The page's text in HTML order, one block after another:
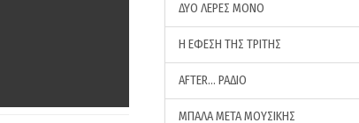
ΔΥΟ ΛΕΡΕΣ ΜΟΝΟ
Η ΕΦΕΣΗ ΤΗΣ ΤΡΙΤΗΣ
AFTER… ΡΑΔΙΟ
ΜΠΑΛΑ ΜΕΤΑ ΜΟΥΣΙΚΗΣ